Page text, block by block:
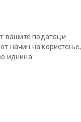
хендикеп
започнување со
јапонски и
искуство,
вашите податоци.
начин на користење,
иднина.